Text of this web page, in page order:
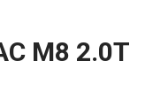
M8 2.0T